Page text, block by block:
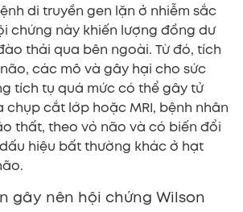
di truyền gen lặn ở nhiễm sắc
chứng này khiến lượng đồng dư
thải qua bên ngoài. Từ đó, tích
các mô và gây hại cho sức
tích tụ quá mức có thể gây tử
chụp cắt lớp hoặc MRI, bệnh nhân
thất, theo vỏ não và có biến đổi
hiệu bất thường khác ở hạt
gây nên hội chứng Wilson